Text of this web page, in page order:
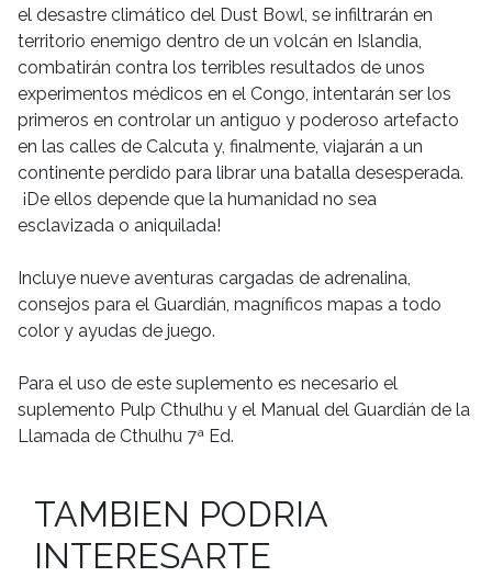
el desastre climático del Dust Bowl, se infiltrarán en
territorio enemigo dentro de un volcán en Islandia,
combatirán contra los terribles resultados de unos
experimentos médicos en el Congo, intentarán ser los
primeros en controlar un antiguo y poderoso artefacto
en las calles de Calcuta y, finalmente, viajarán a un
continente perdido para librar una batalla desesperada.
¡De ellos depende que la humanidad no sea
esclavizada o aniquilada!
Incluye nueve aventuras cargadas de adrenalina,
consejos para el Guardián, magníficos mapas a todo
color y ayudas de juego.
Para el uso de este suplemento es necesario el
suplemento Pulp Cthulhu y el Manual del Guardián de la
Llamada de Cthulhu 7ª Ed.
TAMBIEN PODRIA
INTERESARTE